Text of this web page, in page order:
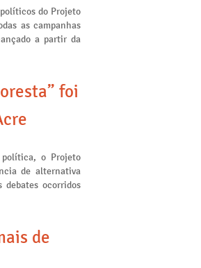
do Projeto
as campanhas
a partir da
foi
o Projeto
de alternativa
debates ocorridos
de